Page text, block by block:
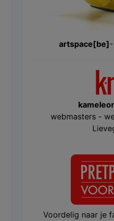
artspace[be]
webmasters -
Voordelig naar je